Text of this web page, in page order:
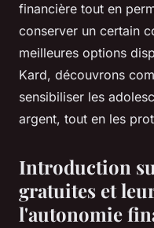
financière tout en
conserver un certain
meilleures options
Kard, découvrons
sensibiliser les
argent, tout en les
Introduction
gratuites et
l'autonomie